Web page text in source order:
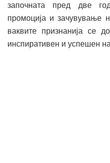
започната пред две
промоција и зачувување
ваквите признанија се
инспиративен и успешен